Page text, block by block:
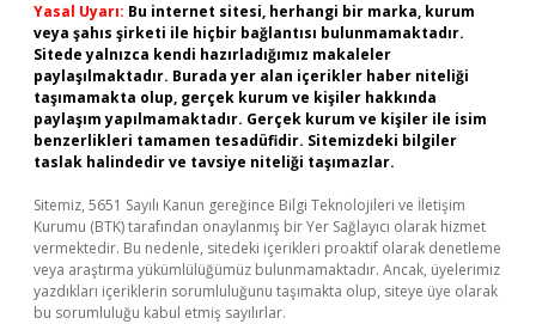
Yasal Uyarı: Bu internet sitesi, herhangi bir marka, kurum
veya şahıs şirketi ile hiçbir bağlantısı bulunmamaktadır.
Sitede yalnızca kendi hazırladığımız makaleler
paylaşılmaktadır. Burada yer alan içerikler haber niteliği
taşımamakta olup, gerçek kurum ve kişiler hakkında
paylaşım yapılmamaktadır. Gerçek kurum ve kişiler ile isim
benzerlikleri tamamen tesadüfidir. Sitemizdeki bilgiler
taslak halindedir ve tavsiye niteliği taşımazlar.
Sitemiz, 5651 Sayılı Kanun gereğince Bilgi Teknolojileri ve İletişim
Kurumu (BTK) tarafından onaylanmış bir Yer Sağlayıcı olarak hizmet
vermektedir. Bu nedenle, sitedeki içerikleri proaktif olarak denetleme
veya araştırma yükümlülüğümüz bulunmamaktadır. Ancak, üyelerimiz
yazdıkları içeriklerin sorumluluğunu taşımakta olup, siteye üye olarak
bu sorumluluğu kabul etmiş sayılırlar.